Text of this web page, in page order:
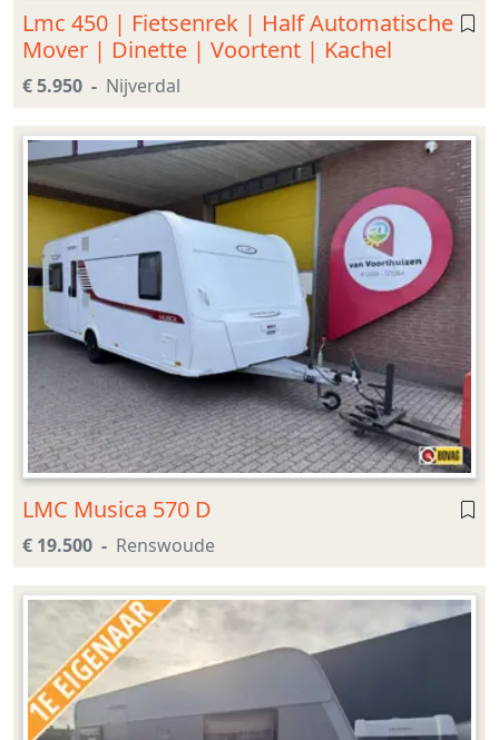
Lmc 450 | Fietsenrek | Half Automatische
Mover | Dinette | Voortent | Kachel
€ 5.950 Nijverdal
LMC Musica 570 D
€ 19.500 Renswoude